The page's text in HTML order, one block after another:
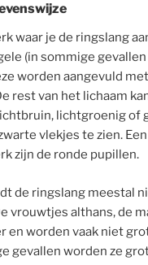
waar je de ringslang
(in sommige
worden aangevuld
rest van het lichaam
lichtgroenig of
vlekjes te zien.
zijn de ronde pupillen.
de ringslang meestal
vrouwtjes althans, de
en worden vaak niet
gevallen worden ze